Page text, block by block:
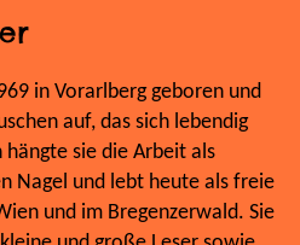
in Vorarlberg geboren und
auf, das sich lebendig
sie die Arbeit als
Nagel und lebt heute als freie
und im Bregenzerwald. Sie